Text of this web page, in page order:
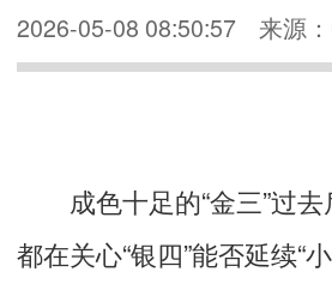
2026-05-08 08:50:57 来源
成色十足的“金三”过去
都在关心“银四”能否延续“小